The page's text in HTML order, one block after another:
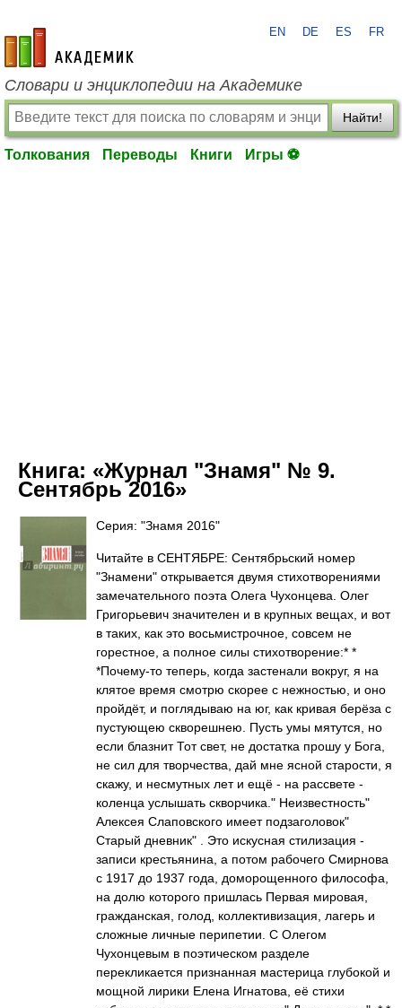
academic.ru
EN DE ES FR
Словари и энциклопедии на Академике
Найти!
Толкования Переводы Книги Игры ⚽
Книга: «Журнал "Знамя" № 9.
Сентябрь 2016»
Серия: "Знамя 2016"
Читайте в СЕНТЯБРЕ: Сентябрьский номер
"Знамени" открывается двумя стихотворениями
замечательного поэта Олега Чухонцева. Олег
Григорьевич значителен и в крупных вещах, и вот
в таких, как это восьмистрочное, совсем не
горестное, а полное силы стихотворение:* *
*Почему-то теперь, когда застенали вокруг, я на
клятое время смотрю скорее с нежностью, и оно
пройдёт, и поглядываю на юг, как кривая берёза с
пустующею скворешнею. Пусть умы мятутся, но
если блазнит Тот свет, не достатка прошу у Бога,
не сил для творчества, дай мне ясной старости, я
скажу, и несмутных лет и ещё - на рассвете -
коленца услышать скворчика." Неизвестность"
Алексея Слаповского имеет подзаголовок"
Старый дневник" . Это искусная стилизация -
записи крестьянина, а потом рабочего Смирнова
с 1917 до 1937 года, доморощенного философа,
на долю которого пришлась Первая мировая,
гражданская, голод, коллективизация, лагерь и
сложные личные перипетии. С Олегом
Чухонцевым в поэтическом разделе
перекликается признанная мастерица глубокой и
мощной лирики Елена Игнатова, её стихи